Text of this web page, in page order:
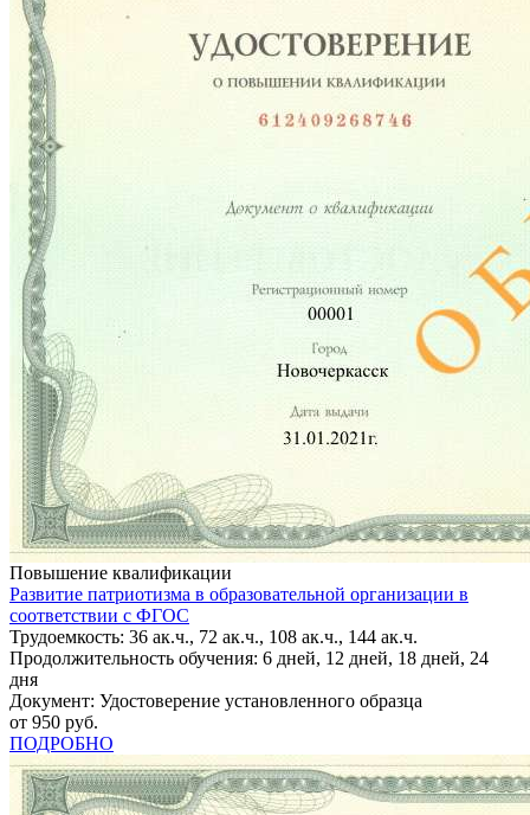
Повышение квалификации
Развитие патриотизма в образовательной организации в
соответствии с ФГОС
Трудоемкость: 36 ак.ч., 72 ак.ч., 108 ак.ч., 144 ак.ч.
Продолжительность обучения: 6 дней, 12 дней, 18 дней, 24
дня
Документ: Удостоверение установленного образца
от 950 руб.
ПОДРОБНО